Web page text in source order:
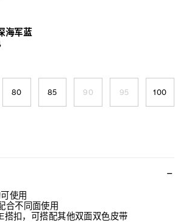
海军蓝
80 85 90 95 100
使用
合不同面使用
搭扣，可搭配其他双面双色皮带